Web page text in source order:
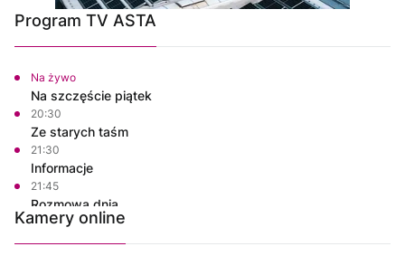
Program TV ASTA
Na żywo
Na szczęście piątek
20:30
Ze starych taśm
21:30
Informacje
21:45
Rozmowa dnia
22:00
Polskie Lasy
Kamery online